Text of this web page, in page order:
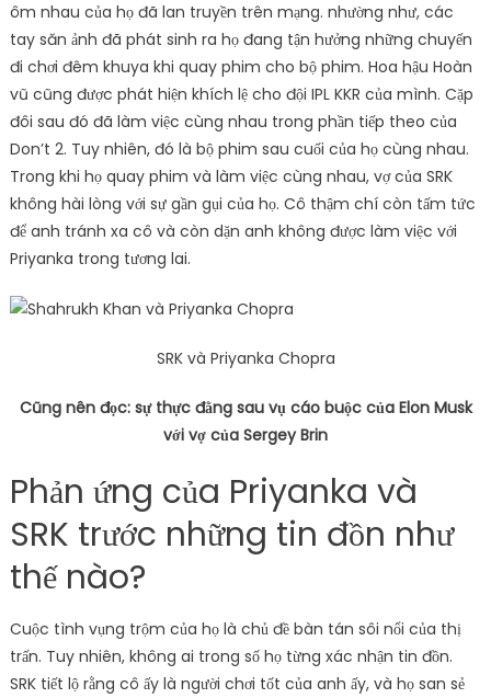
ôm nhau của họ đã lan truyền trên mạng. nhường như, các
tay săn ảnh đã phát sinh ra họ đang tận hưởng những chuyến
đi chơi đêm khuya khi quay phim cho bộ phim. Hoa hậu Hoàn
vũ cũng được phát hiện khích lệ cho đội IPL KKR của mình. Cặp
đôi sau đó đã làm việc cùng nhau trong phần tiếp theo của
Don’t 2. Tuy nhiên, đó là bộ phim sau cuối của họ cùng nhau.
Trong khi họ quay phim và làm việc cùng nhau, vợ của SRK
không hài lòng với sự gần gụi của họ. Cô thậm chí còn tấm tức
để anh tránh xa cô và còn dặn anh không được làm việc với
Priyanka trong tương lai.
SRK và Priyanka Chopra
Cũng nên đọc: sự thực đằng sau vụ cáo buộc của Elon Musk
với vợ của Sergey Brin
Phản ứng của Priyanka và
SRK trước những tin đồn như
thế nào?
Cuộc tình vụng trộm của họ là chủ đề bàn tán sôi nổi của thị
trấn. Tuy nhiên, không ai trong số họ từng xác nhận tin đồn.
SRK tiết lộ rằng cô ấy là người chơi tốt của anh ấy, và họ san sẻ